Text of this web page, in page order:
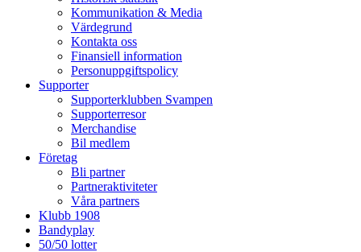
Kommunikation & Media
Värdegrund
Kontakta oss
Finansiell information
Personuppgiftspolicy
Supporter
Supporterklubben Svampen
Supporterresor
Merchandise
Bil medlem
Företag
Bli partner
Partneraktiviteter
Våra partners
Klubb 1908
Bandyplay
50/50 lotter